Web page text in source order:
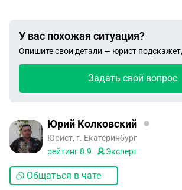
У вас похожая ситуация?
Опишите свои детали — юрист
Задать свой вопрос
Юрий Колковский
Юрист, г. Екатеринбург
рейтинг8.9 Эксперт
Общаться в чате